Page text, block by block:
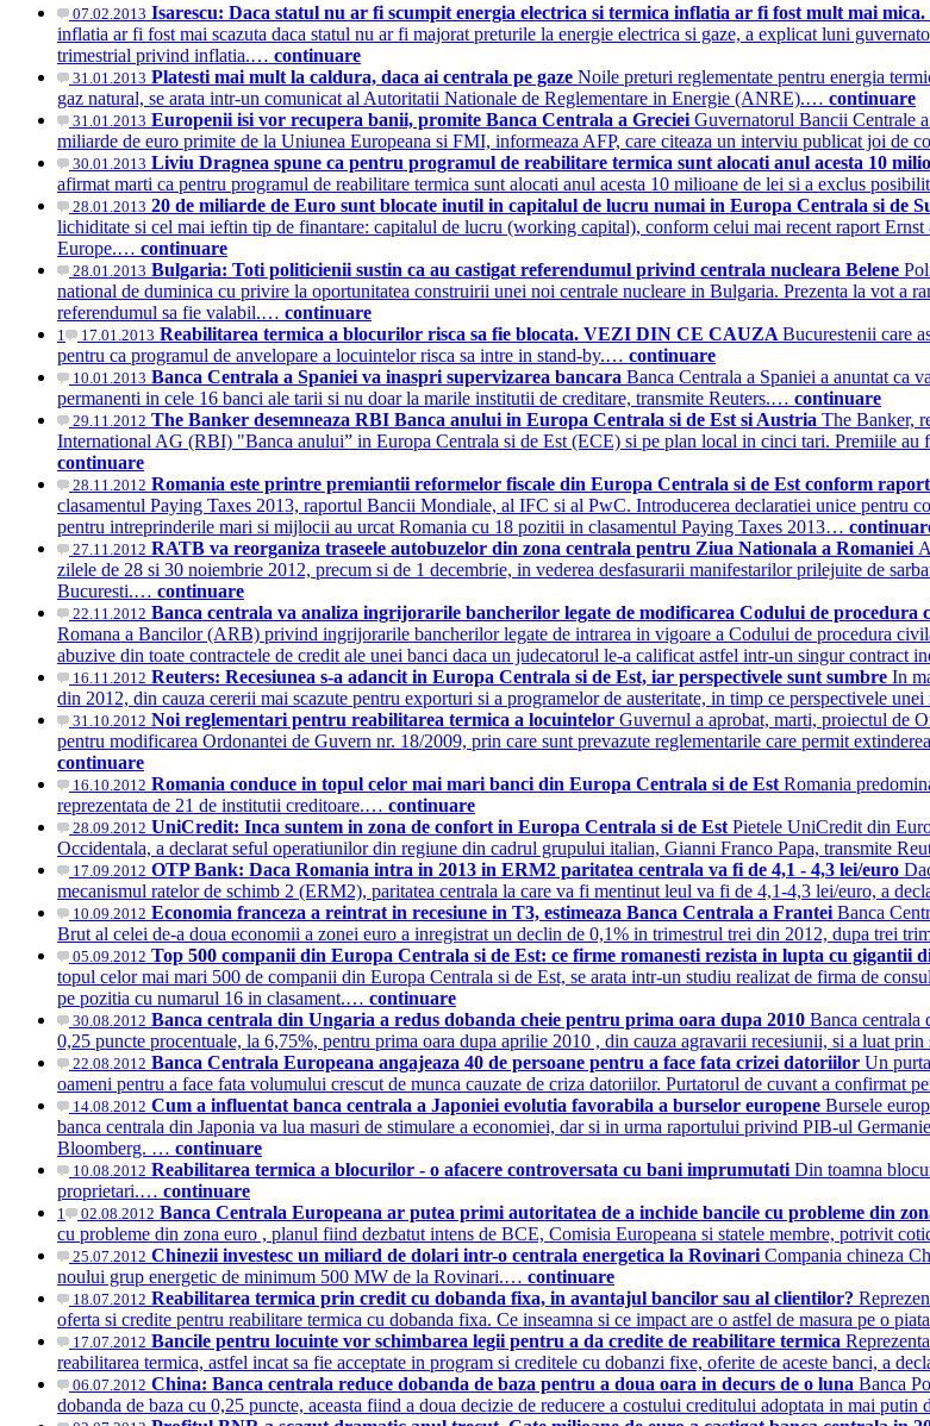
07.02.2013 Isarescu: Daca statul nu ar fi scumpit energia electrica si termica inflatia ar fi fost mult mai
inflatia ar fi fost mai scazuta daca statul nu ar fi majorat preturile la energie electrica si gaze, a explicat luni
trimestrial privind inflatia.… continuare
31.01.2013 Platesti mai mult la caldura, daca ai centrala pe gaze Noile preturi reglementate pentru energia
gaz natural, se arata intr-un comunicat al Autoritatii Nationale de Reglementare in Energie (ANRE).… continuare
31.01.2013 Europenii isi vor recupera banii, promite Banca Centrala a Greciei Guvernatorul Bancii Centrale
miliarde de euro primite de la Uniunea Europeana si FMI, informeaza AFP, care citeaza un interviu publicat joi de
30.01.2013 Liviu Dragnea spune ca pentru programul de reabilitare termica sunt alocati anul acesta 10
afirmat marti ca pentru programul de reabilitare termica sunt alocati anul acesta 10 milioane de lei si a exclus
28.01.2013 20 de miliarde de Euro sunt blocate inutil in capitalul de lucru numai in Europa Centrala si de
lichiditate si cel mai ieftin tip de finantare: capitalul de lucru (working capital), conform celui mai recent raport
Europe.… continuare
28.01.2013 Bulgaria: Toti politicienii sustin ca au castigat referendumul privind centrala nucleara Belene
national de duminica cu privire la oportunitatea construirii unei noi centrale nucleare in Bulgaria. Prezenta la vot a
referendumul sa fie valabil.… continuare
1 17.01.2013 Reabilitarea termica a blocurilor risca sa fie blocata. VEZI DIN CE CAUZA Bucurestenii care
pentru ca programul de anvelopare a locuintelor risca sa intre in stand-by.… continuare
10.01.2013 Banca Centrala a Spaniei va inaspri supervizarea bancara Banca Centrala a Spaniei a anuntat ca
permanenti in cele 16 banci ale tarii si nu doar la marile institutii de creditare, transmite Reuters.… continuare
29.11.2012 The Banker desemneaza RBI Banca anului in Europa Centrala si de Est si Austria The Banker,
International AG (RBI) "Banca anului” in Europa Centrala si de Est (ECE) si pe plan local in cinci tari. Premiile
continuare
28.11.2012 Romania este printre premiantii reformelor fiscale din Europa Centrala si de Est conform
clasamentul Paying Taxes 2013, raportul Bancii Mondiale, al IFC si al PwC. Introducerea declaratiei unice
pentru intreprinderile mari si mijlocii au urcat Romania cu 18 pozitii in clasamentul Paying Taxes 2013…
27.11.2012 RATB va reorganiza traseele autobuzelor din zona centrala pentru Ziua Nationala a Romaniei
zilele de 28 si 30 noiembrie 2012, precum si de 1 decembrie, in vederea desfasurarii manifestarilor prilejuite de
Bucuresti.… continuare
22.11.2012 Banca centrala va analiza ingrijorarile bancherilor legate de modificarea Codului de procedura
Romana a Bancilor (ARB) privind ingrijorarile bancherilor legate de intrarea in vigoare a Codului de procedura
abuzive din toate contractele de credit ale unei banci daca un judecatorul le-a calificat astfel intr-un singur contract
16.11.2012 Reuters: Recesiunea s-a adancit in Europa Centrala si de Est, iar perspectivele sunt sumbre In
din 2012, din cauza cererii mai scazute pentru exporturi si a programelor de austeritate, in timp ce perspectivele
31.10.2012 Noi reglementari pentru reabilitarea termica a locuintelor Guvernul a aprobat, marti, proiectul de
pentru modificarea Ordonantei de Guvern nr. 18/2009, prin care sunt prevazute reglementarile care permit
continuare
16.10.2012 Romania conduce in topul celor mai mari banci din Europa Centrala si de Est Romania
reprezentata de 21 de institutii creditoare.… continuare
28.09.2012 UniCredit: Inca suntem in zona de confort in Europa Centrala si de Est Pietele UniCredit din
Occidentala, a declarat seful operatiunilor din regiune din cadrul grupului italian, Gianni Franco Papa, transmite
17.09.2012 OTP Bank: Daca Romania intra in 2013 in ERM2 paritatea centrala va fi de 4,1 - 4,3 lei/euro
mecanismul ratelor de schimb 2 (ERM2), paritatea centrala la care va fi mentinut leul va fi de 4,1-4,3 lei/euro, a
10.09.2012 Economia franceza a reintrat in recesiune in T3, estimeaza Banca Centrala a Frantei Banca
Brut al celei de-a doua economii a zonei euro a inregistrat un declin de 0,1% in trimestrul trei din 2012, dupa trei
05.09.2012 Top 500 companii din Europa Centrala si de Est: ce firme romanesti rezista in lupta cu gigantii
topul celor mai mari 500 de companii din Europa Centrala si de Est, se arata intr-un studiu realizat de firma de
pe pozitia cu numarul 16 in clasament.… continuare
30.08.2012 Banca centrala din Ungaria a redus dobanda cheie pentru prima oara dupa 2010 Banca centrala
0,25 puncte procentuale, la 6,75%, pentru prima oara dupa aprilie 2010 , din cauza agravarii recesiunii, si a luat
22.08.2012 Banca Centrala Europeana angajeaza 40 de persoane pentru a face fata crizei datoriilor Un
oameni pentru a face fata volumului crescut de munca cauzate de criza datoriilor. Purtatorul de cuvant a
14.08.2012 Cum a influentat banca centrala a Japoniei evolutia favorabila a burselor europene Bursele
banca centrala din Japonia va lua masuri de stimulare a economiei, dar si in urma raportului privind PIB-ul
Bloomberg. … continuare
10.08.2012 Reabilitarea termica a blocurilor - o afacere controversata cu bani imprumutati Din toamna
proprietari.… continuare
1 02.08.2012 Banca Centrala Europeana ar putea primi autoritatea de a inchide bancile cu probleme din
cu probleme din zona euro , planul fiind dezbatut intens de BCE, Comisia Europeana si statele membre, potrivit
25.07.2012 Chinezii investesc un miliard de dolari intr-o centrala energetica la Rovinari Compania chineza
noului grup energetic de minimum 500 MW de la Rovinari.… continuare
18.07.2012 Reabilitarea termica prin credit cu dobanda fixa, in avantajul bancilor sau al clientilor?
oferta si credite pentru reabilitare termica cu dobanda fixa. Ce inseamna si ce impact are o astfel de masura pe o
17.07.2012 Bancile pentru locuinte vor schimbarea legii pentru a da credite de reabilitare termica
reabilitarea termica, astfel incat sa fie acceptate in program si creditele cu dobanzi fixe, oferite de aceste banci, a
06.07.2012 China: Banca centrala reduce dobanda de baza pentru a doua oara in decurs de o luna Banca
dobanda de baza cu 0,25 puncte, aceasta fiind a doua decizie de reducere a costului creditului adoptata in mai